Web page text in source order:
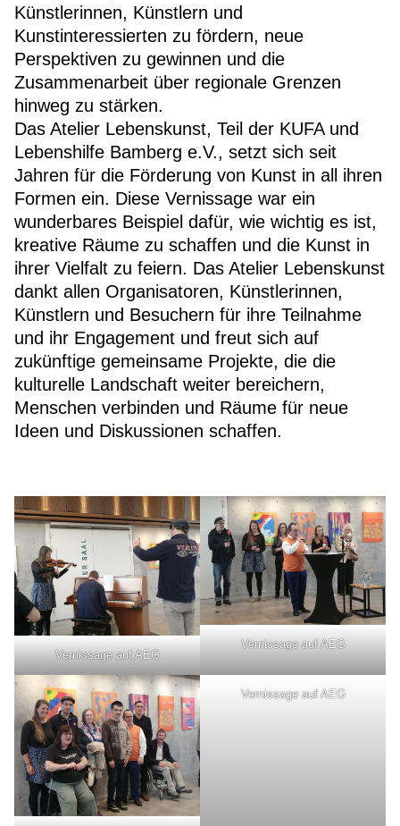
Künstlerinnen, Künstlern und
Kunstinteressierten zu fördern, neue
Perspektiven zu gewinnen und die
Zusammenarbeit über regionale Grenzen
hinweg zu stärken.
Das Atelier Lebenskunst, Teil der KUFA und
Lebenshilfe Bamberg e.V., setzt sich seit
Jahren für die Förderung von Kunst in all ihren
Formen ein. Diese Vernissage war ein
wunderbares Beispiel dafür, wie wichtig es ist,
kreative Räume zu schaffen und die Kunst in
ihrer Vielfalt zu feiern. Das Atelier Lebenskunst
dankt allen Organisatoren, Künstlerinnen,
Künstlern und Besuchern für ihre Teilnahme
und ihr Engagement und freut sich auf
zukünftige gemeinsame Projekte, die die
kulturelle Landschaft weiter bereichern,
Menschen verbinden und Räume für neue
Ideen und Diskussionen schaffen.
Vernissage auf AEG
Vernissage auf AEG
Vernissage auf AEG